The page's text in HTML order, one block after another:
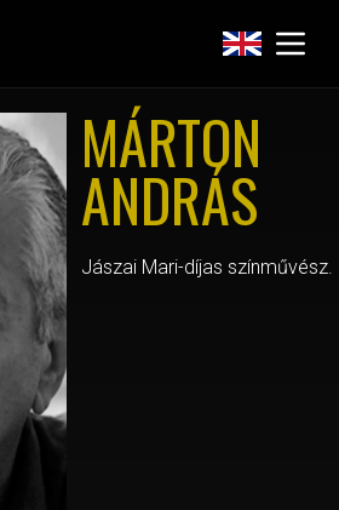
MÁRTON
ANDRÁS
Jászai Mari-díjas színművész.